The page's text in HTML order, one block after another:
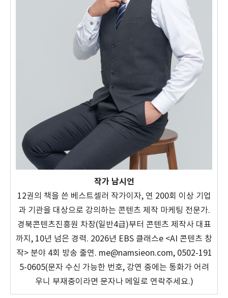
작가 남시언
12권의 책을 쓴 베스트셀러 작가이자, 연 200회 이상 기업
과 기관을 대상으로 강의하는 콘텐츠 제작 마케팅 전문가.
경북콘텐츠진흥원 차장(일반4급)부터 콘텐츠 제작사 대표
까지, 10년 넘은 경력. 2026년 EBS 클래스e <AI 콘텐츠 창
작> 분야 4회 방송 출연. me@namsieon.com, 0502-191
5-0605(문자 수신 가능한 번호, 강연 중에는 통화가 어려
우니 부재중이라면 문자나 메일로 연락주세요.)